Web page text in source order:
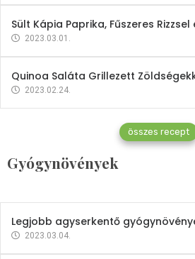
Sült Kápia Paprika, Fűszeres
2023.03.01.
Quinoa Saláta Grillezett
2023.02.24.
összes recept
Gyógynövények
Gyógynövények
Mindent a petrezselyemről
2023.12.21.
Legjobb agyserkentő
2023.03.04.